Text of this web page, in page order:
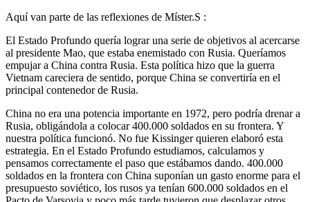
Aquí van parte de las reflexiones de Míster.S :
El Estado Profundo quería lograr una serie de objetivos al acercarse
al presidente Mao, que estaba enemistado con Rusia. Queríamos
empujar a China contra Rusia. Esta política hizo que la guerra
Vietnam careciera de sentido, porque China se convertiría en el
principal contenedor de Rusia.
China no era una potencia importante en 1972, pero podría drenar a
Rusia, obligándola a colocar 400.000 soldados en su frontera. Y
nuestra política funcionó. No fue Kissinger quieren elaboró esta
estrategia. En el Estado Profundo estudiamos, calculamos y
pensamos correctamente el paso que estábamos dando. 400.000
soldados en la frontera con China suponían un gasto enorme para el
presupuesto soviético, los rusos ya tenían 600.000 soldados en el